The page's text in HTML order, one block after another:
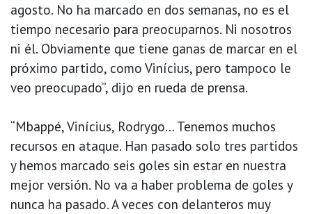
agosto. No ha marcado en dos semanas, no es el
tiempo necesario para preocuparnos. Ni nosotros
ni él. Obviamente que tiene ganas de marcar en el
próximo partido, como Vinícius, pero tampoco le
veo preocupado”, dijo en rueda de prensa.
“Mbappé, Vinícius, Rodrygo… Tenemos muchos
recursos en ataque. Han pasado solo tres partidos
y hemos marcado seis goles sin estar en nuestra
mejor versión. No va a haber problema de goles y
nunca ha pasado. A veces con delanteros muy